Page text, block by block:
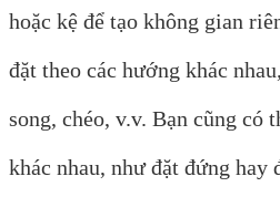
hoặc kệ để tạo không gian
đặt theo các hướng khác
song, chéo, v.v. Bạn cũng có
khác nhau, như đặt đứng hay